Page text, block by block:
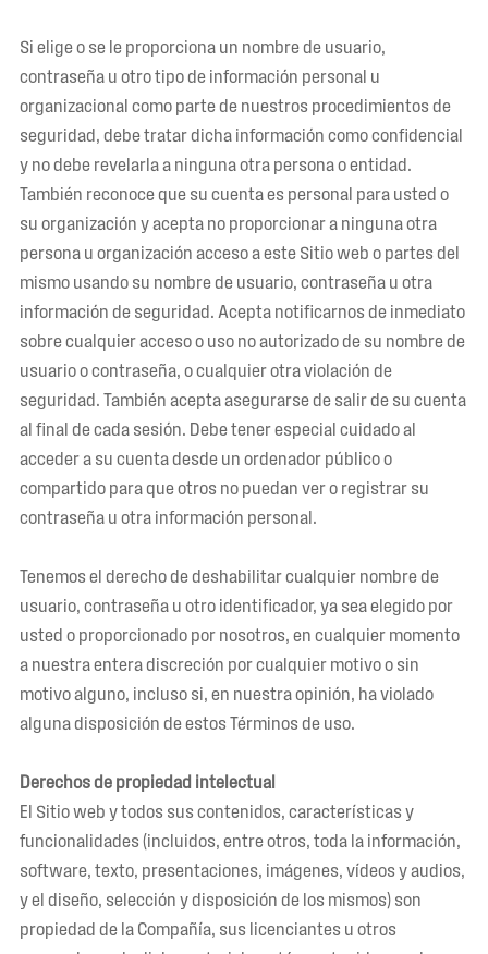
Si elige o se le proporciona un nombre de usuario,
contraseña u otro tipo de información personal u
organizacional como parte de nuestros procedimientos de
seguridad, debe tratar dicha información como confidencial
y no debe revelarla a ninguna otra persona o entidad.
También reconoce que su cuenta es personal para usted o
su organización y acepta no proporcionar a ninguna otra
persona u organización acceso a este Sitio web o partes del
mismo usando su nombre de usuario, contraseña u otra
información de seguridad. Acepta notificarnos de inmediato
sobre cualquier acceso o uso no autorizado de su nombre de
usuario o contraseña, o cualquier otra violación de
seguridad. También acepta asegurarse de salir de su cuenta
al final de cada sesión. Debe tener especial cuidado al
acceder a su cuenta desde un ordenador público o
compartido para que otros no puedan ver o registrar su
contraseña u otra información personal.
Tenemos el derecho de deshabilitar cualquier nombre de
usuario, contraseña u otro identificador, ya sea elegido por
usted o proporcionado por nosotros, en cualquier momento
a nuestra entera discreción por cualquier motivo o sin
motivo alguno, incluso si, en nuestra opinión, ha violado
alguna disposición de estos Términos de uso.
Derechos de propiedad intelectual
El Sitio web y todos sus contenidos, características y
funcionalidades (incluidos, entre otros, toda la información,
software, texto, presentaciones, imágenes, vídeos y audios,
y el diseño, selección y disposición de los mismos) son
propiedad de la Compañía, sus licenciantes u otros